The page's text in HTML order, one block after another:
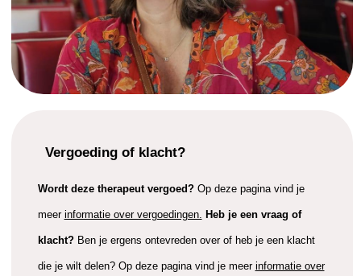
Vergoeding of klacht?
Wordt deze therapeut vergoed?Op deze pagina vind je
meer informatie over vergoedingen. Heb je een vraag of
klacht? Ben je ergens ontevreden over of heb je een klacht
die je wilt delen? Op deze pagina vind je meer informatie over